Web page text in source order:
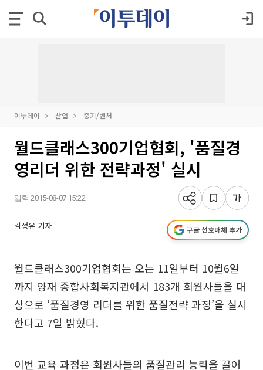
이투데이 산업 중기/벤처
월드클래스300기업협회, '품질경
영리더 위한 전략과정' 실시
입력 2015-08-07 15:22
김정유 기자 구글 선호매체 추가
월드클래스300기업협회는 오는 11일부터 10월6일
까지 양재 종합사회복지관에서 183개 회원사들을 대
상으로 ‘품질경영 리더를 위한 품질전략 과정’을 실시
한다고 7일 밝혔다.
이번 교육 과정은 회원사들의 품질관리 능력을 끌어